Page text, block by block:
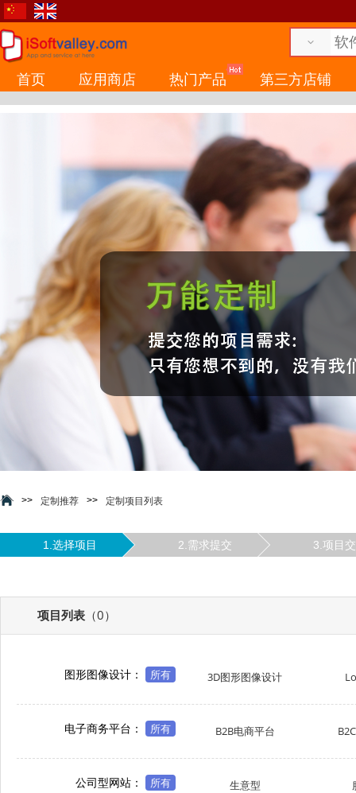
首页 应用商店 热门产品 第三方店铺
>> 定制推荐 >> 定制项目列表
1.选择项目 2.需求提交 3.项目
项目列表（0）
图形图像设计： 所有 3D图形图像设计
电子商务平台： 所有 B2B电商平台
公司型网站： 所有 生意型